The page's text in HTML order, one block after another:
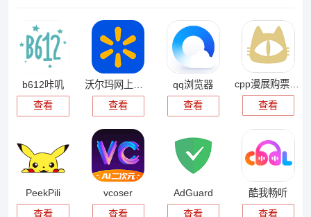
b612咔叽
查看
查看
qq浏览器
查看
查看
PeekPili
查看
vcoser
查看
AdGuard
查看
酷我畅听
查看